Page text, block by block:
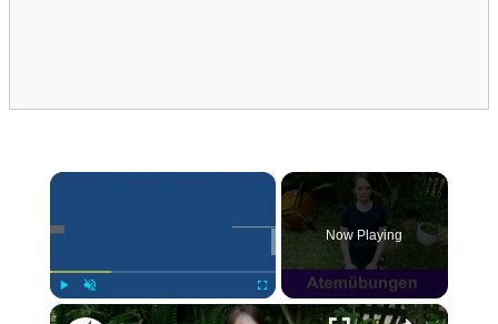
×
Play Unmute Fullscreen
Now Playing
×